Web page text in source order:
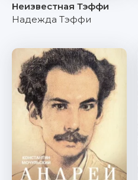
Неизвестная Тэффи
Надежда Тэффи